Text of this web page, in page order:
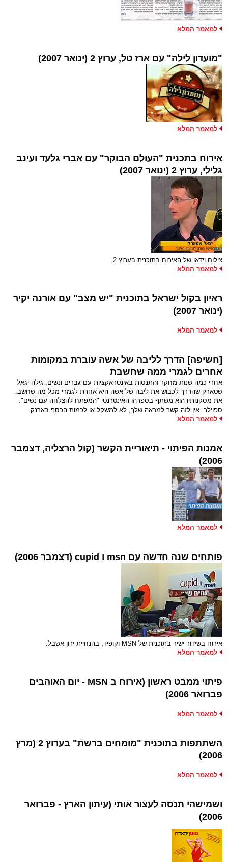
למאמר המלא
"מועדון לילה" עם ארז טל, ערוץ 2 (ינואר 2007)
למאמר המלא
אירוח בתכנית "העולם הבוקר" עם אברי גלעד ועינב
גלילי, ערוץ 2 (ינואר 2007)
צילום וידאו של האירוח בתוכנית בערוץ 2.
למאמר המלא
ראיון בקול ישראל בתוכנית "יש מצב" עם אורנה יקיר
(ינואר 2007)
למאמר המלא
[חשיפה] הדרך לליבה של אשה עוברת במקומות
אחרים לגמרי ממה שחשבת
אחרי כמה שנות מחקר והתנסות באינטראקציות עם גברים ונשים, גילה יגאל
שטארק שהדרך לכבוש את ליבה של אשה היא אחרת לגמרי מכל מה שחשב.
את מסקנותיו הוא משתף בספרהו האינטרנטי "המפתח להצלחה עם נשים".
ספוילר: אין לזה קשר למראה שלך, לא למשקל או לכמות הכסף בארנק.
למאמר המלא
אמנות הפיתוי - תיאוריית הקשר (קול הרצליה, דצמבר
2006)
למאמר המלא
פותחים שנה חדשה עם msn ו cupid (דצמבר 2006)
אירוח בשידור ישיר בתוכנית של MSN וקופיד, בהנחיית ירון אשבל.
למאמר המלא
פיתוי ממבט ראשון (אירוח ב MSN - יום האוהבים
פברואר 2006)
למאמר המלא
השתתפות בתוכנית "מומחים ברשת" בערוץ 2 (מרץ
2006)
למאמר המלא
ושמישהי תנסה לעצור אותי (עיתון הארץ - פברואר
2006)